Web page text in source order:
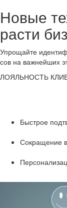
Новые
расти
Упро­щай­те
сов на важ­ней­ших
ЛО­ЯЛЬ­НОСТЬ
Быст­рое
Со­кра­ще­ние